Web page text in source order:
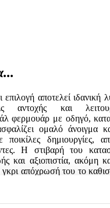
αποτελεί ιδανική
αντοχής και
φερμουάρ με οδηγό,
ομαλό άνοιγμα
ποικίλες δημιουργίες,
Η στιβαρή του
και αξιοπιστία, ακόμη
απόχρωσή του το
τελική εμφάνιση